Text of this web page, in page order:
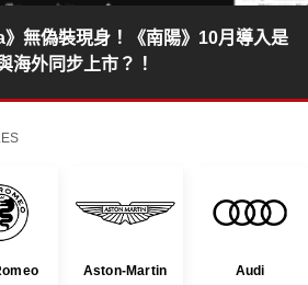
無偽裝現身！《南陽》10月導入是
海外同步上市？！
Aston-Martin Audi